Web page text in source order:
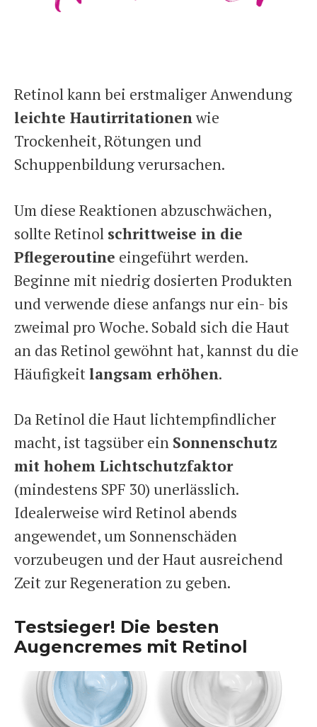
Retinol kann bei erstmaliger Anwendung
leichte Hautirritationenwie
Trockenheit, Rötungen und
Schuppenbildung verursachen.
Um diese Reaktionen abzuschwächen,
sollte Retinol schrittweise in die
Pflegeroutine eingeführt werden.
Beginne mit niedrig dosierten Produkten
und verwende diese anfangs nur ein- bis
zweimal pro Woche. Sobald sich die Haut
an das Retinol gewöhnt hat, kannst du die
Häufigkeitlangsam erhöhen.
Da Retinol die Haut lichtempfindlicher
macht, ist tagsüber ein Sonnenschutz
mit hohem Lichtschutzfaktor
(mindestens SPF 30) unerlässlich.
Idealerweise wird Retinol abends
angewendet, um Sonnenschäden
vorzubeugen und der Haut ausreichend
Zeit zur Regeneration zu geben.
Testsieger! Die besten
Augencremes mit Retinol